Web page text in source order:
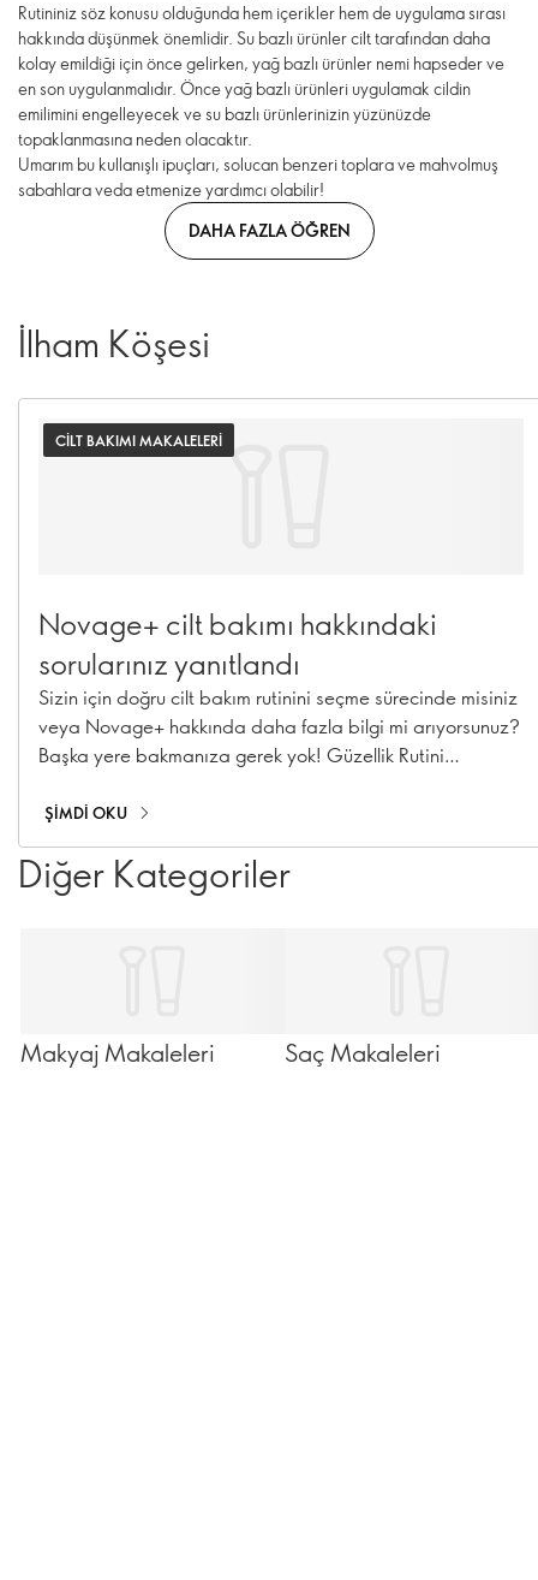
Rutininiz söz konusu olduğunda hem içerikler hem de uygulama sırası
hakkında düşünmek önemlidir. Su bazlı ürünler cilt tarafından daha
kolay emildiği için önce gelirken, yağ bazlı ürünler nemi hapseder ve
en son uygulanmalıdır. Önce yağ bazlı ürünleri uygulamak cildin
emilimini engelleyecek ve su bazlı ürünlerinizin yüzünüzde
topaklanmasına neden olacaktır.
Umarım bu kullanışlı ipuçları, solucan benzeri toplara ve mahvolmuş
sabahlara veda etmenize yardımcı olabilir!
DAHA FAZLA ÖĞREN
İlham Köşesi
CILT BAKIMI MAKALELERI
Novage+ cilt bakımı hakkındaki
sorularınız yanıtlandı
Sizin için doğru cilt bakım rutinini seçme sürecinde misiniz
veya Novage+ hakkında daha fazla bilgi mi arıyorsunuz?
Başka yere bakmanıza gerek yok! Güzellik Rutini
Uzmanımız Caroline Charpentier, en acil Novage+
sorularınızı yanıtladı!
ŞIMDI OKU
Diğer Kategoriler
Makyaj Makaleleri Saç Makaleleri